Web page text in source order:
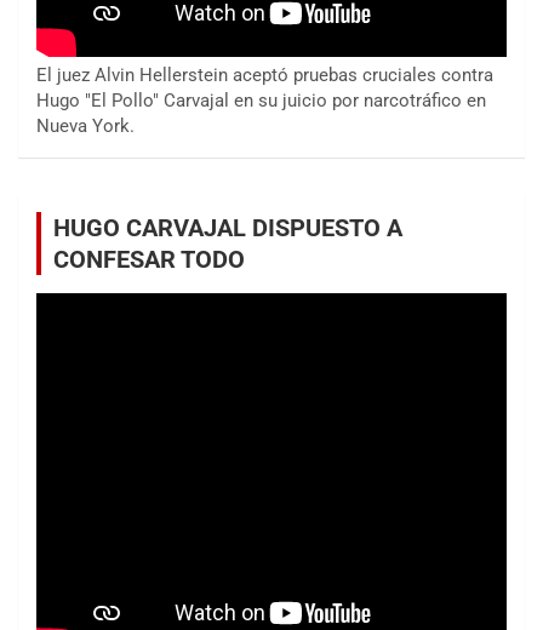
El juez Alvin Hellerstein aceptó pruebas cruciales contra
Hugo "El Pollo" Carvajal en su juicio por narcotráfico en
Nueva York.
HUGO CARVAJAL DISPUESTO A
CONFESAR TODO